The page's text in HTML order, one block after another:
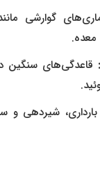
گوارشی مانند
سنگین در
شیردهی و